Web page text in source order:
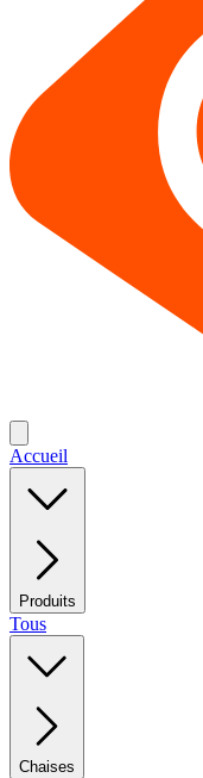
Accueil
Produits
Tous
Chaises